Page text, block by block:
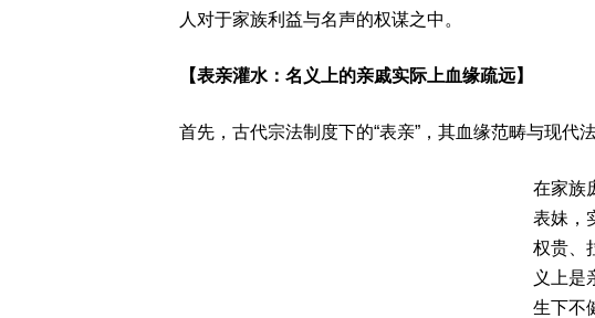
人对于家族利益与名声的权谋之中。
【表亲灌水：名义上的亲戚实际上血缘疏远】
首先，古代宗法制度下的“表亲”，其血缘范畴与现代
在家族
表妹，
权贵、
义上是
生下不